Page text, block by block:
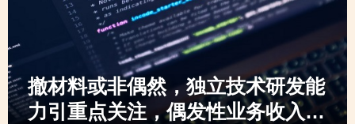
撤材料或非偶然，独立技术研发能
力引重点关注，偶发性业务收入骤